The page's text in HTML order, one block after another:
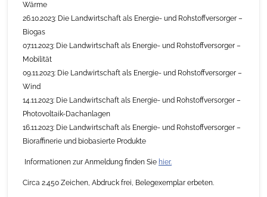
Wärme
26.10.2023: Die Landwirtschaft als Energie- und Rohstoffversorger –
Biogas
07.11.2023: Die Landwirtschaft als Energie- und Rohstoffversorger –
Mobilität
09.11.2023: Die Landwirtschaft als Energie- und Rohstoffversorger –
Wind
14.11.2023: Die Landwirtschaft als Energie- und Rohstoffversorger –
Photovoltaik-Dachanlagen
16.11.2023: Die Landwirtschaft als Energie- und Rohstoffversorger –
Bioraffinerie und biobasierte Produkte
Informationen zur Anmeldung finden Sie hier.
Circa 2.450 Zeichen, Abdruck frei, Belegexemplar erbeten.